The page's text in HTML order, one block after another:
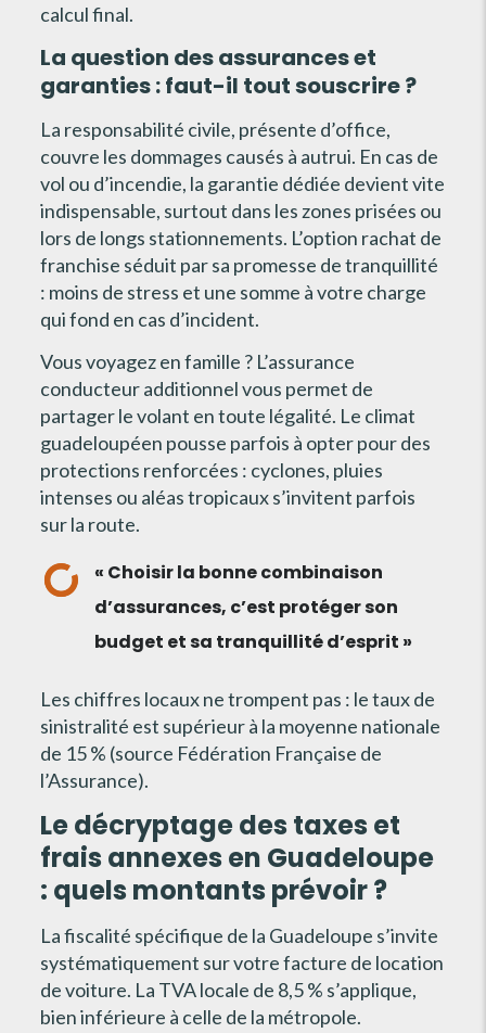
calcul final.
La question des assurances et
garanties : faut-il tout souscrire ?
La responsabilité civile, présente d’office,
couvre les dommages causés à autrui. En cas de
vol ou d’incendie, la garantie dédiée devient vite
indispensable, surtout dans les zones prisées ou
lors de longs stationnements. L’option rachat de
franchise séduit par sa promesse de tranquillité
: moins de stress et une somme à votre charge
qui fond en cas d’incident.
Vous voyagez en famille ? L’assurance
conducteur additionnel vous permet de
partager le volant en toute légalité. Le climat
guadeloupéen pousse parfois à opter pour des
protections renforcées : cyclones, pluies
intenses ou aléas tropicaux s’invitent parfois
sur la route.
« Choisir la bonne combinaison
d’assurances, c’est protéger son
budget et sa tranquillité d’esprit »
Les chiffres locaux ne trompent pas : le taux de
sinistralité est supérieur à la moyenne nationale
de 15 % (source Fédération Française de
l’Assurance).
Le décryptage des taxes et
frais annexes en Guadeloupe
: quels montants prévoir ?
La fiscalité spécifique de la Guadeloupe s’invite
systématiquement sur votre facture de location
de voiture. La TVA locale de 8,5 % s’applique,
bien inférieure à celle de la métropole.